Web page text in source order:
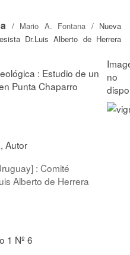
/ Mario A. Fontana / Nueva
Dr.Luis Alberto de Herrera
: Estudio de un
Punta Chaparro
, Autor
: Comité
Alberto de Herrera
1 Nº 6